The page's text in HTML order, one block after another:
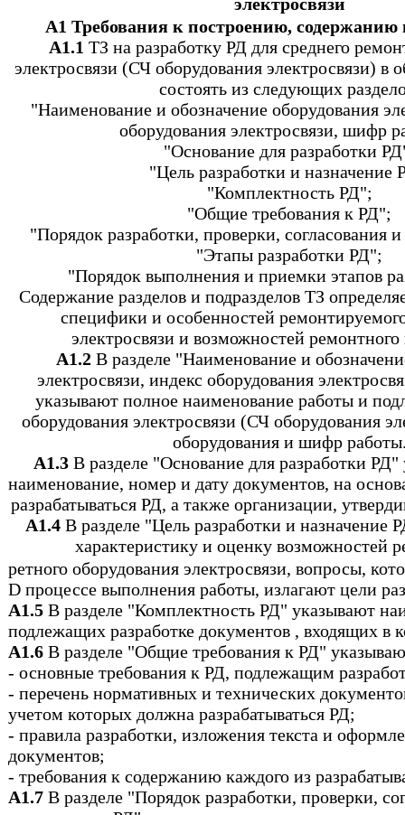
А1 Требования к построению,
А1.1 ТЗ на разработку РД для среднего
электросвязи (СЧ оборудования электросвязи) в
состоять из следующих
"Наименование и обозначение оборудования
оборудования электросвязи, шифр
"Основание для разработки
"Цель разработки и назначение
"Комплектность РД";
"Общие требования к РД";
"Порядок разработки, проверки, согласования
"Этапы разработки РД";
"Порядок выполнения и приемки этапов
Содержание разделов и подразделов ТЗ
специфики и особенностей
электросвязи и возможностей
А1.2В разделе "Наименование и
электросвязи, индекс оборудования
указывают полное наименование работы и
оборудования электросвязи (СЧ оборудования
оборудования и шифр
А1.3 В разделе "Основание для разработки
наименование, номер и дату документов, на
разрабатываться РД, а также организации,
А1.4В разделе "Цель разработки и назначение
характеристику и оценку возможностей
ретного оборудования электросвязи, вопросы,
D процессе выполнения работы, излагают цели
А1.5 В разделе "Комплектность РД" указывают
подлежащих разработке документов , входящих
А1.6 В разделе "Общие требования к РД"
- основные требования к РД, подлежащим
- перечень нормативных и технических
учетом которых должна разрабатываться РД;
- правила разработки, изложения текста и
документов;
- требования к содержанию каждого из
А1.7 В разделе "Порядок разработки, проверки,